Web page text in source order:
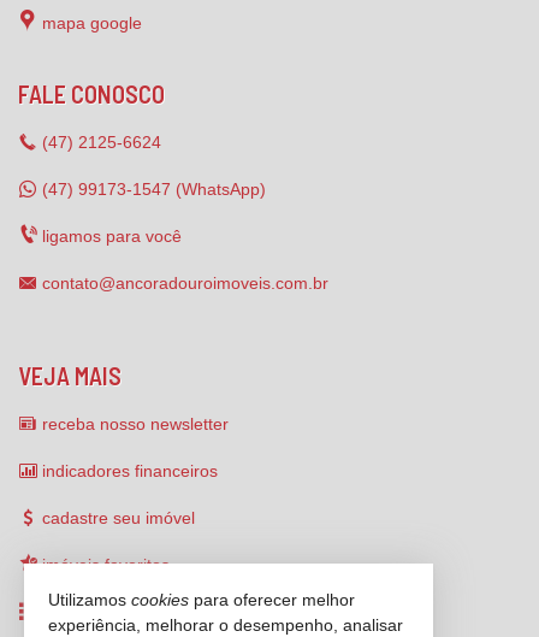
mapa google
FALE CONOSCO
(47) 2125-6624
(47) 99173-1547 (WhatsApp)
ligamos para você
contato@ancoradouroimoveis.com.br
VEJA MAIS
receba nosso newsletter
indicadores financeiros
cadastre seu imóvel
imóveis favoritos
mapa de imóveis
Utilizamos cookies para oferecer melhor
experiência, melhorar o desempenho, analisar